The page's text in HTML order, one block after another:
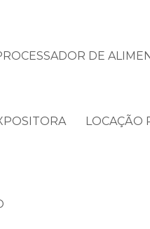
DE
LOCAÇÃO